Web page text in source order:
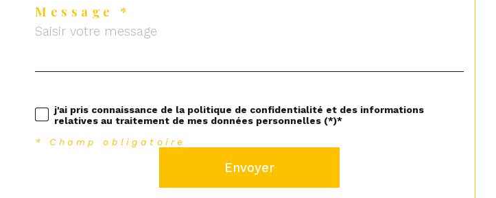
Message *
j'ai pris connaissance de la politique de confidentialité et des informations
relatives au traitement de mes données personnelles (*)*
* Champ obligatoire
Envoyer